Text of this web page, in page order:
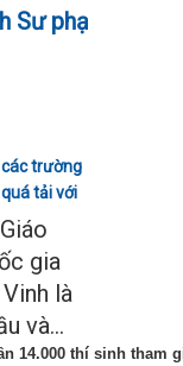
trường
tải với
tự
gia
là
và...
14.000 thí sinh tham